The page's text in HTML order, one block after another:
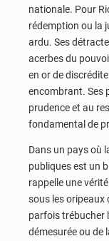
nationale. Pour
rédemption ou la
ardu. Ses
acerbes du
en or de
encombrant. Ses
prudence et au
fondamental de
Dans un pays où
publiques est un
rappelle une
sous les oripeaux
parfois trébucher
démesurée ou de